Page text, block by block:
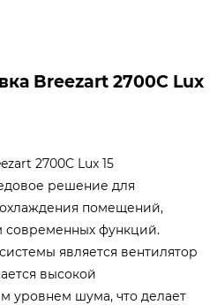
Breezart 2700C Lux
2700C Lux 15
решение для
помещений,
функций.
является вентилятор
высокой
уровнем шума, что делает